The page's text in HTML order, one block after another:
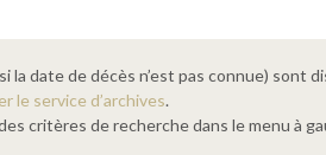
date de décès n’est pas connue) sont
le service d’archives.
critères de recherche dans le menu à